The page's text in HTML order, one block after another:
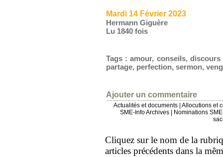
Mardi 14 Février 2023
Hermann Giguère
Lu 1840 fois
Tags :amour, conseils, discours
partage, perfection,sermon,
Ajouter un commentaire
Actualités et documents
Allocutions et
SME-Info Archives
Nominations
Cliquez sur le nom de la
articles précédents dans la